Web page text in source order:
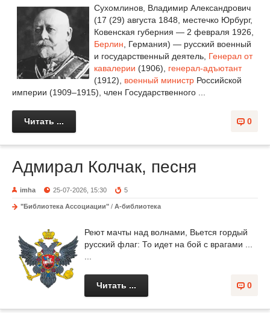
Сухомлинов, Владимир Александрович
(17 (29) августа 1848, местечко Юрбург,
Ковенская губерния — 2 февраля 1926,
Берлин , Германия) — русский военный
и государственный деятель, Генерал от
кавалерии (1906), генерал-адъютант
(1912), военный министр Российской
империи (1909–1915), член Государственного ...
0
Читать ...
Адмирал Колчак, песня
imha 25-07-2026, 15:30 5
"Библиотека Ассоциации" / А-библиотека
Реют мачты над волнами, Вьется гордый
русский флаг: То идет на бой с врагами ...
0
Читать ...